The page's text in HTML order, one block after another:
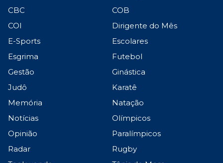
CBC
COB
COI
Dirigente do Mês
E-Sports
Escolares
Esgrima
Futebol
Gestão
Ginástica
Judô
Karatê
Memória
Natação
Notícias
Olímpicos
Opinião
Paralímpicos
Radar
Rugby